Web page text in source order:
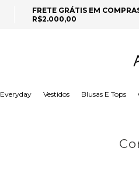
FRETE GRÁTIS EM
R$2.000,00
Everyday Vestidos Blusas E Tops